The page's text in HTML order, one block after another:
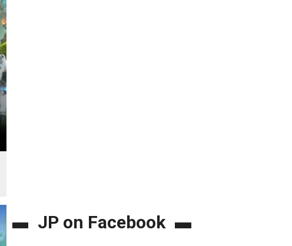
JP on Facebook